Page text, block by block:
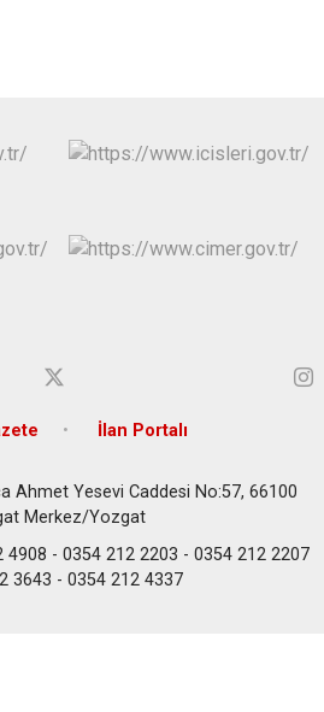
İlan Portalı
Ahmet Yesevi Caddesi No:57, 66100
Merkez/Yozgat
4908 - 0354 212 2203 - 0354 212 2207
3643 - 0354 212 4337